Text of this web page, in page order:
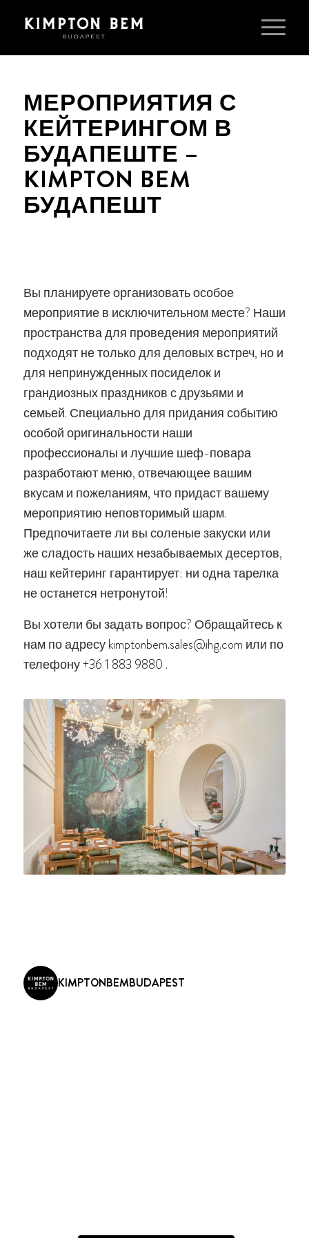
МЕРОПРИЯТИЯ С
КЕЙТЕРИНГОМ В
БУДАПЕШТЕ –
KIMPTON BEM
БУДАПЕШТ
Вы планируете организовать особое
мероприятие в исключительном месте? Наши
пространства для проведения мероприятий
подходят не только для деловых встреч, но и
для непринужденных посиделок и
грандиозных праздников с друзьями и
семьей. Специально для придания событию
особой оригинальности наши
профессионалы и лучшие шеф-повара
разработают меню, отвечающее вашим
вкусам и пожеланиям, что придаст вашему
мероприятию неповторимый шарм.
Предпочитаете ли вы соленые закуски или
же сладость наших незабываемых десертов,
наш кейтеринг гарантирует: ни одна тарелка
не останется нетронутой!
Вы хотели бы задать вопрос? Обращайтесь к
нам по адресуkimptonbem.sales@ihg.com или по
телефону+36 1 883 9880 .
KIMPTONBEMBUDAPEST